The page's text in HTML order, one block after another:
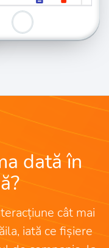
dată în
cât mai
iată ce fișiere